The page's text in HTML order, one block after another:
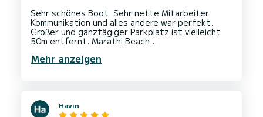
Sehr schönes Boot. Sehr nette Mitarbeiter.
Kommunikation und alles andere war perfekt.
Großer und ganztägiger Parkplatz ist vielleicht
50m entfernt. Marathi Beach
Mehr anzeigen
Havin